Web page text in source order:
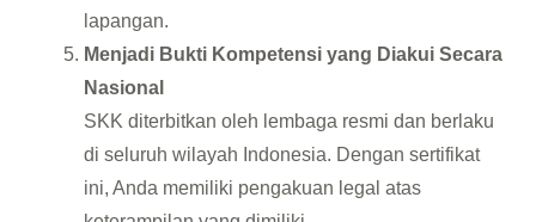
lapangan.
Menjadi Bukti Kompetensi yang Diakui Secara
Nasional
SKK diterbitkan oleh lembaga resmi dan berlaku
di seluruh wilayah Indonesia. Dengan sertifikat
ini, Anda memiliki pengakuan legal atas